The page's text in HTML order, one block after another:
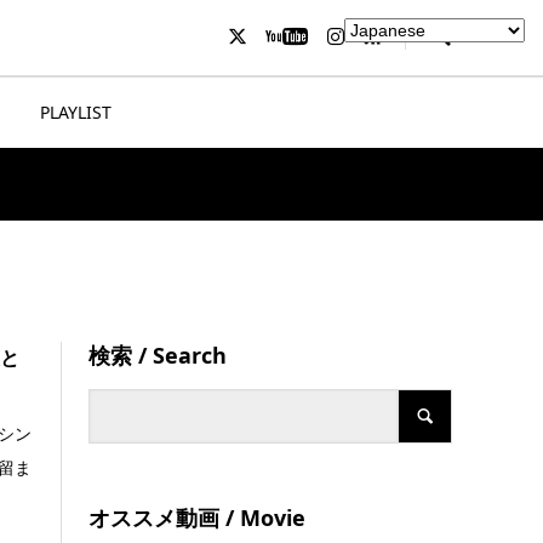
PLAYLIST
ン
ま
検索 / Search
オススメ動画 / Movie